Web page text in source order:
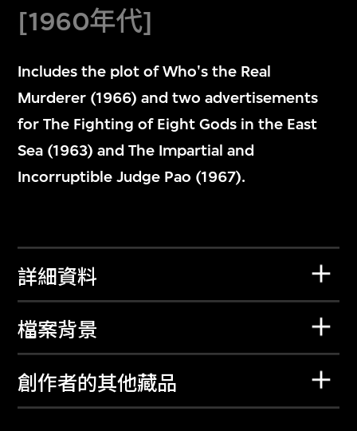
[1960年代]
Includes the plot of Who's the Real
Murderer (1966) and two advertisements
for The Fighting of Eight Gods in the East
Sea (1963) and The Impartial and
Incorruptible Judge Pao (1967).
詳細資料
檔案背景
創作者的其他藏品